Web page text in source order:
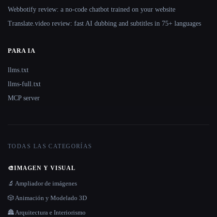
Webbotify review: a no-code chatbot trained on your website
Translate.video review: fast AI dubbing and subtitles in 75+ languages
PARA IA
llms.txt
llms-full.txt
MCP server
TODAS LAS CATEGORÍAS
🎨IMAGEN Y VISUAL
🔬 Ampliador de imágenes
🎲 Animación y Modelado 3D
🏯 Arquitectura e Interiorismo